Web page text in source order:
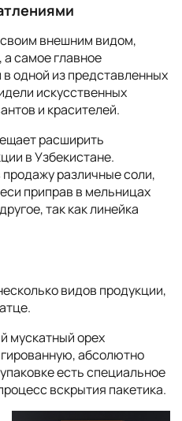
внешним видом,
самое главное
одной из представленных
искусственных
и красителей.
расширить
в Узбекистане.
различные соли,
приправ в мельницах
так как линейка
видов продукции,
мускатный орех
абсолютно
есть специальное
вскрытия пакетика.